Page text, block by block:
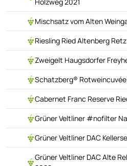
Mischsatz vom Alten
Riesling Ried Altenberg
Zweigelt Haugsdorfer
Schatzberg® Rotweincuvée
Cabernet Franc Reserve
Grüner Veltliner #nofilter
Grüner Veltliner DAC
Grüner Veltliner DAC Alte